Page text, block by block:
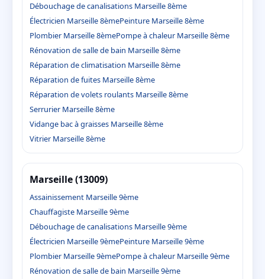
Débouchage de canalisations Marseille 8ème
Électricien Marseille 8èmePeinture Marseille 8ème
Plombier Marseille 8èmePompe à chaleur Marseille 8ème
Rénovation de salle de bain Marseille 8ème
Réparation de climatisation Marseille 8ème
Réparation de fuites Marseille 8ème
Réparation de volets roulants Marseille 8ème
Serrurier Marseille 8ème
Vidange bac à graisses Marseille 8ème
Vitrier Marseille 8ème
Marseille (13009)
Assainissement Marseille 9ème
Chauffagiste Marseille 9ème
Débouchage de canalisations Marseille 9ème
Électricien Marseille 9èmePeinture Marseille 9ème
Plombier Marseille 9èmePompe à chaleur Marseille 9ème
Rénovation de salle de bain Marseille 9ème